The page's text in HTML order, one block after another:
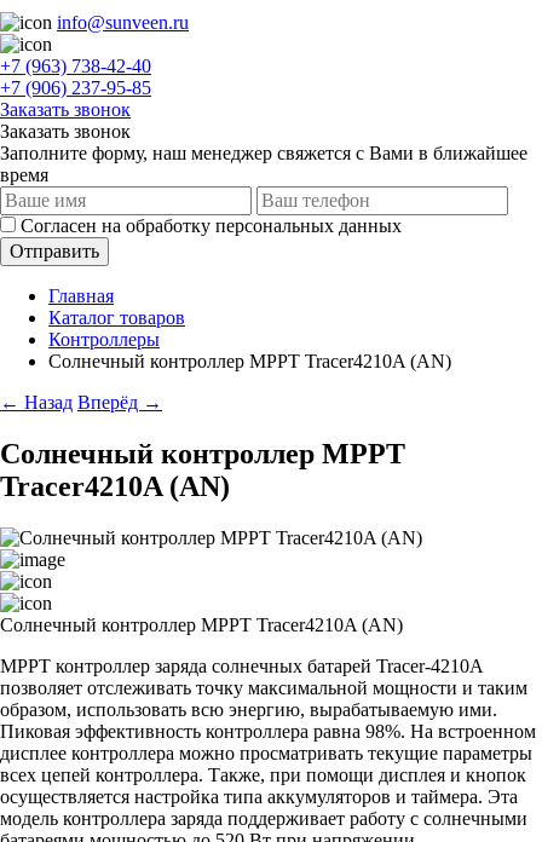
info@sunveen.ru
+7 (963) 738-42-40
+7 (906) 237-95-85
Заказать звонок
Заказать звонок
Заполните форму, наш менеджер свяжется с Вами в ближайшее
время
Согласен на обработку персональных данных
Отправить
Главная
Каталог товаров
Контроллеры
Солнечный контроллер МРРТ Tracer4210A (АN)
← Назад Вперёд →
Солнечный контроллер МРРТ
Tracer4210A (АN)
Солнечный контроллер МРРТ Tracer4210A (АN)
MPPT контроллер заряда солнечных батарей Tracer-4210A
позволяет отслеживать точку максимальной мощности и таким
образом, использовать всю энергию, вырабатываемую ими.
Пиковая эффективность контроллера равна 98%. На встроенном
дисплее контроллера можно просматривать текущие параметры
всех цепей контроллера. Также, при помощи дисплея и кнопок
осуществляется настройка типа аккумуляторов и таймера. Эта
модель контроллера заряда поддерживает работу с солнечными